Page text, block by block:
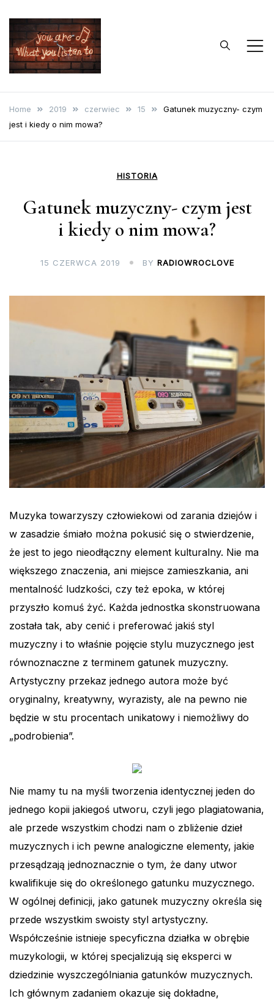
content
…bo muzyka to
życie
Home 2019 czerwiec 15
Gatunek muzyczny- czym
jest i kiedy o nim mowa?
HISTORIA
Gatunek muzyczny- czym jest
i kiedy o nim mowa?
15 CZERWCA 2019 BY RADIOWROCLOVE
Muzyka towarzyszy człowiekowi od zarania dziejów i
w zasadzie śmiało można pokusić się o stwierdzenie,
że jest to jego nieodłączny element kulturalny. Nie ma
większego znaczenia, ani miejsce zamieszkania, ani
mentalność ludzkości, czy też epoka, w której
przyszło komuś żyć. Każda jednostka skonstruowana
została tak, aby cenić i preferować jakiś styl
muzyczny i to właśnie pojęcie stylu muzycznego jest
równoznaczne z terminem gatunek muzyczny.
Artystyczny przekaz jednego autora może być
oryginalny, kreatywny, wyrazisty, ale na pewno nie
będzie w stu procentach unikatowy i niemożliwy do
„podrobienia”.
Nie mamy tu na myśli tworzenia identycznej jeden do
jednego kopii jakiegoś utworu, czyli jego plagiatowania,
ale przede wszystkim chodzi nam o zbliżenie dzieł
muzycznych i ich pewne analogiczne elementy, jakie
przesądzają jednoznacznie o tym, że dany utwor
kwalifikuje się do określonego gatunku muzycznego.
W ogólnej definicji, jako gatunek muzyczny określa się
przede wszystkim swoisty styl artystyczny.
Współcześnie istnieje specyficzna działka w obrębie
muzykologii, w której specjalizują się eksperci w
dziedzinie wyszczególniania gatunków muzycznych.
Ich głównym zadaniem okazuje się dokładne,